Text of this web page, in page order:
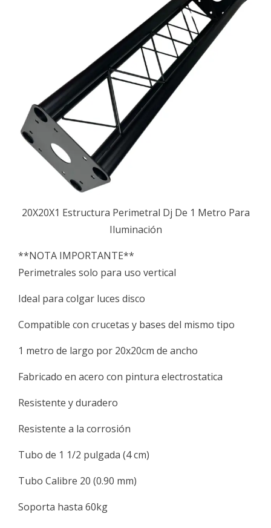
20X20X1 Estructura Perimetral Dj De 1 Metro Para
Iluminación
**NOTA IMPORTANTE**
Perimetrales solo para uso vertical
Ideal para colgar luces disco
Compatible con crucetas y bases del mismo tipo
1 metro de largo por 20x20cm de ancho
Fabricado en acero con pintura electrostatica
Resistente y duradero
Resistente a la corrosión
Tubo de 1 1/2 pulgada (4 cm)
Tubo Calibre 20 (0.90 mm)
Soporta hasta 60kg